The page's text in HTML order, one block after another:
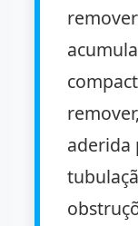
aderida